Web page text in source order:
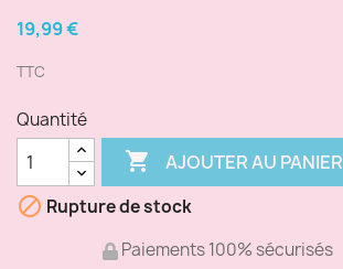
19,99 €
TTC
Quantité
 AJOUTER AU PANIER
 Rupture de stock
Paiements 100% sécurisés